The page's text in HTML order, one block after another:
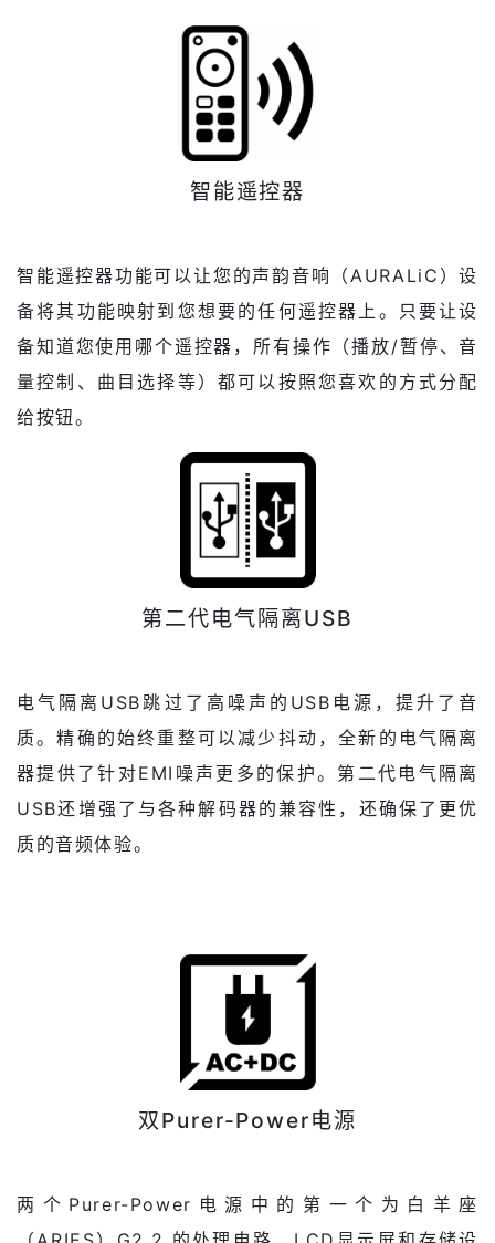
智能遥控器
智能遥控器功能可以让您的声韵音响（AURALiC）设
备将其功能映射到您想要的任何遥控器上。只要让设
备知道您使用哪个遥控器，所有操作（播放/暂停、音
量控制、曲目选择等）都可以按照您喜欢的方式分配
给按钮。
第二代电气隔离USB
电气隔离USB跳过了高噪声的USB电源，提升了音
质。精确的始终重整可以减少抖动，全新的电气隔离
器提供了针对EMI噪声更多的保护。第二代电气隔离
USB还增强了与各种解码器的兼容性，还确保了更优
质的音频体验。
双Purer-Power电源
两个Purer-Power电源中的第一个为白羊座